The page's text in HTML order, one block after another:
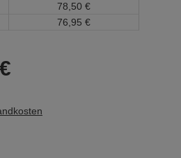
78, 50 €
76, 95 €
€